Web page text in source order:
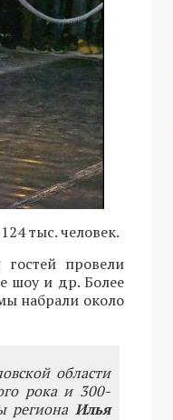
тыс. человек.
провели
шоу и др. Более
набрали около
области
рока и 300-
региона Илья